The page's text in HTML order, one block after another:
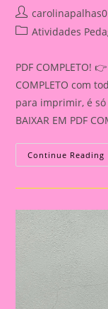
Post
author:
PostAtividades
PDF COMPLETO!
COMPLETO com
para imprimir, é só
BAIXAR EM PDF
Continue Reading